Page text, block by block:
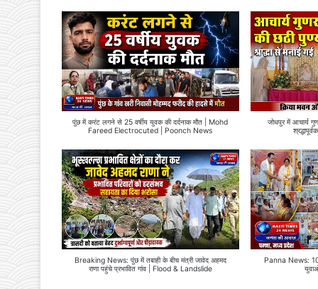
पुंछ में करंट लगने से 25 वर्षीय युवक की दर्दनाक मौत | Mohd
Fareed Electrocuted | Poonch News
जोधपुर में आचार्य
Breaking News: पुंछ में तबाही के बीच मंत्री जावेद अहमद
राणा पहुंचे प्रभावित गांव | Flood & Landslide
Panna News: 10